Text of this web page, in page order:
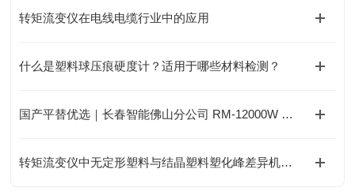
转矩流变仪在电线电缆行业中的应用
什么是塑料球压痕硬度计？适用于哪些材料检测？
国产平替优选｜长春智能佛山分公司 RM-12000W 水冷氙灯灯管
转矩流变仪中无定形塑料与结晶塑料塑化峰差异机理分析